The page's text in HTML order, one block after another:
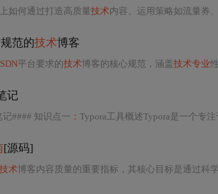
如何通过打造高质量技术内容、运用策略如流量券、对外分享和利用粉丝
规范的技术博客
平台要求的技术博客的核心规范，涵盖 技术专业性、
记
#### 知识点一 ： Typora工具概述Typora是一个专注于简洁性和效率的Markdown编辑器，它将源代码和预览合二为一
[源码]
技术博客内容质量的重要指标，其核心目标是通过科